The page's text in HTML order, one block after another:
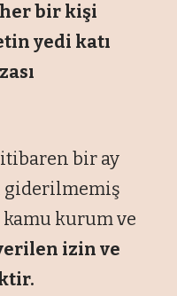
her bir kişi
yedi katı
bir ay
giderilmemiş
kurum ve
izin ve